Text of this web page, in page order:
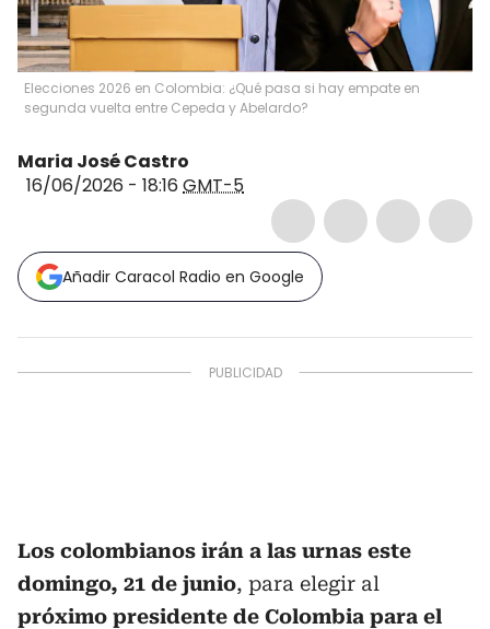
Elecciones 2026 en Colombia: ¿Qué pasa si hay empate en
segunda vuelta entre Cepeda y Abelardo?
Maria José Castro
16/06/2026 - 18:16 GMT-5
Añadir Caracol Radio en Google
Los colombianos irán a las urnas este
domingo, 21 de junio, para elegir al
próximo presidente de Colombia para el